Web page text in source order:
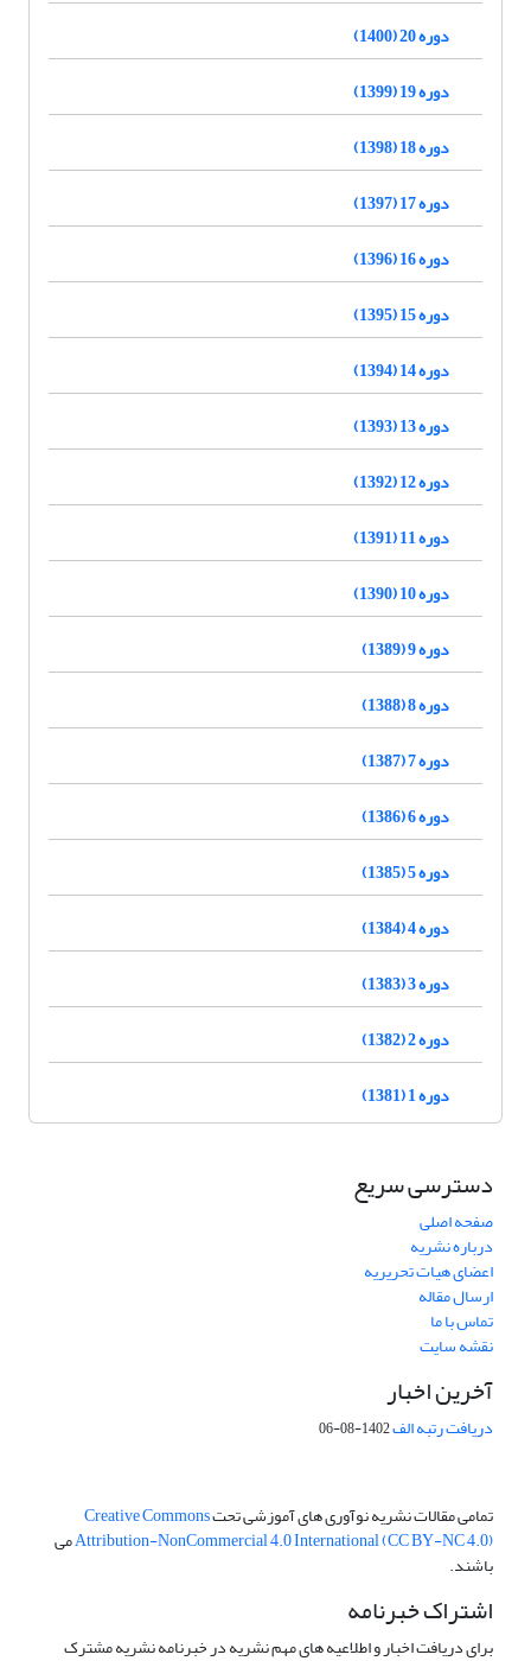
دوره 20 (1400)
دوره 19 (1399)
دوره 18 (1398)
دوره 17 (1397)
دوره 16 (1396)
دوره 15 (1395)
دوره 14 (1394)
دوره 13 (1393)
دوره 12 (1392)
دوره 11 (1391)
دوره 10 (1390)
دوره 9 (1389)
دوره 8 (1388)
دوره 7 (1387)
دوره 6 (1386)
دوره 5 (1385)
دوره 4 (1384)
دوره 3 (1383)
دوره 2 (1382)
دوره 1 (1381)
دسترسی سریع
صفحه اصلی
درباره نشریه
اعضای هیات تحریریه
ارسال مقاله
تماس با ما
نقشه سایت
آخرین اخبار
دریافت رتبه الف1402-08-06
تمامی مقالات نشریه نوآوری های آموزشی تحتCreative Commons
Attribution-NonCommercial 4.0 International (CC BY-NC 4.0)می
باشند.
اشتراک خبرنامه
برای دریافت اخبار و اطلاعیه های مهم نشریه در خبرنامه نشریه مشترک